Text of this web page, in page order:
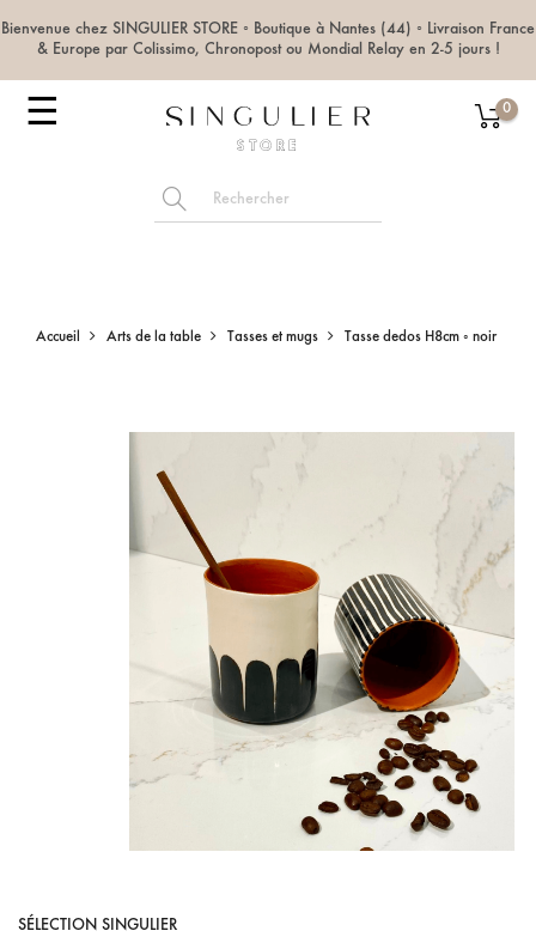
Bienvenue chez SINGULIER STORE ◦ Boutique à Nantes (44) ◦ Livraison France
& Europe par Colissimo, Chronopost ou Mondial Relay en 2-5 jours !
0
Basculer
navigation
☰
Accueil Arts de la table Tasses et mugs Tasse dedos H8cm ◦ noir
SÉLECTION SINGULIER